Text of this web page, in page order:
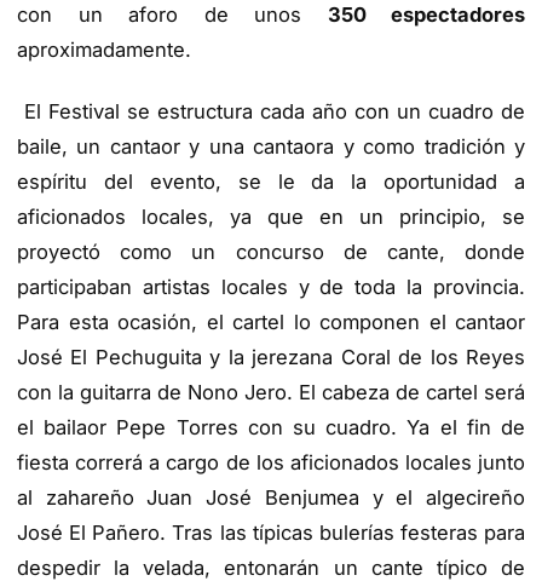
con un aforo de unos 350 espectadores
aproximadamente.
El Festival se estructura cada año con un cuadro de
baile, un cantaor y una cantaora y como tradición y
espíritu del evento, se le da la oportunidad a
aficionados locales, ya que en un principio, se
proyectó como un concurso de cante, donde
participaban artistas locales y de toda la provincia.
Para esta ocasión, el cartel lo componen el cantaor
José El Pechuguita y la jerezana Coral de los Reyes
con la guitarra de Nono Jero. El cabeza de cartel será
el bailaor Pepe Torres con su cuadro. Ya el fin de
fiesta correrá a cargo de los aficionados locales junto
al zahareño Juan José Benjumea y el algecireño
José El Pañero. Tras las típicas bulerías festeras para
despedir la velada, entonarán un cante típico de